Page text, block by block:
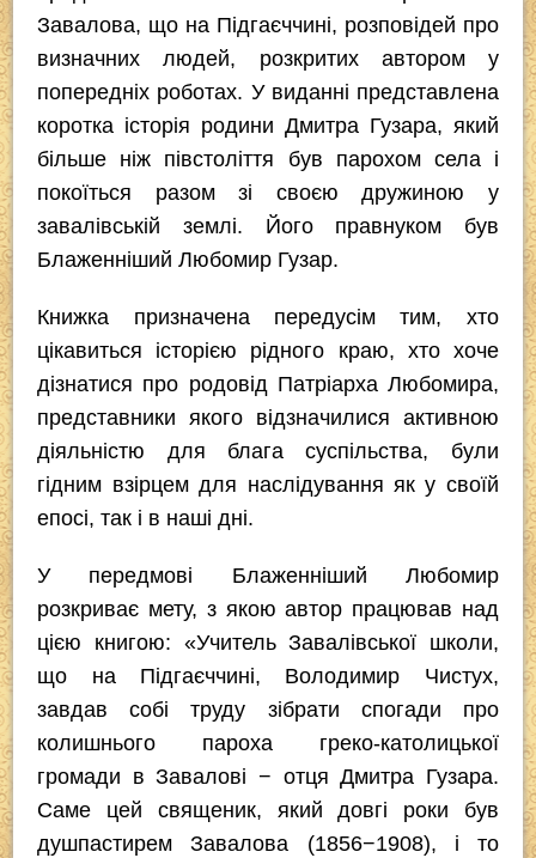
Завалова, що на Підгаєччині, розповідей про
визначних людей, розкритих автором у
попередніх роботах. У виданні представлена
коротка історія родини Дмитра Гузара, який
більше ніж півстоліття був парохом села і
покоїться разом зі своєю дружиною у
завалівській землі. Його правнуком був
Блаженніший Любомир Гузар.
Книжка призначена передусім тим, хто
цікавиться історією рідного краю, хто хоче
дізнатися про родовід Патріарха Любомира,
представники якого відзначилися активною
діяльністю для блага суспільства, були
гідним взірцем для наслідування як у своїй
епосі, так і в наші дні.
У передмові Блаженніший Любомир
розкриває мету, з якою автор працював над
цією книгою: «Учитель Завалівської школи,
що на Підгаєччині, Володимир Чистух,
завдав собі труду зібрати спогади про
колишнього пароха греко-католицької
громади в Завалові − отця Дмитра Гузара.
Саме цей священик, який довгі роки був
душпастирем Завалова (1856−1908), і то